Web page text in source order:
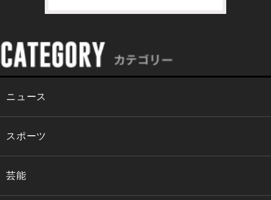
ニュース
スポーツ
芸能